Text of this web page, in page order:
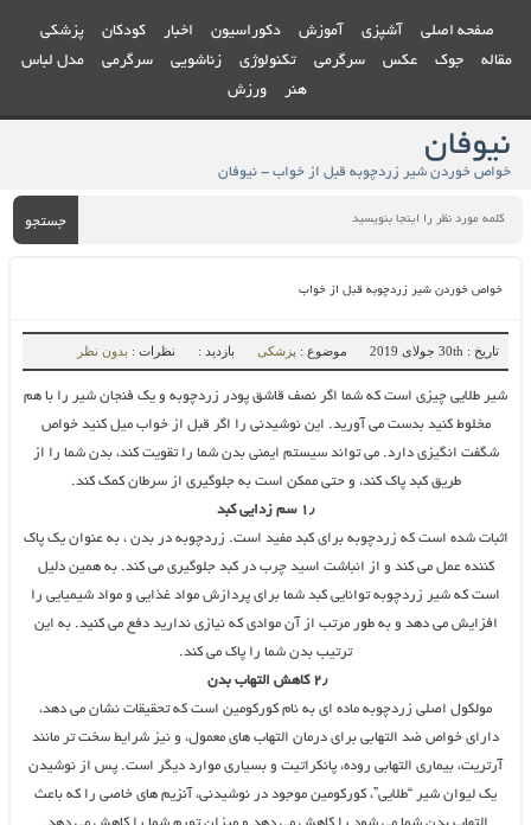
صفحه اصلی آشپزی آموزش دکوراسیون اخبار کودکان
پزشکی
مقاله
جوک عکس سرگرمی تکنولوژی زناشویی سرگرمی
مدل لباس
هنر
ورزش
نیوفان
خواص خوردن شیر زردچوبه قبل از خواب - نیوفان
جستجو
خواص خوردن شیر زردچوبه قبل از خواب
تاریخ : 30th جولای 2019 موضوع : پزشکی بازدید : نظرات : بدون نظر
شیر طلایی چیزی است که شما اگر نصف قاشق پودر زردچوبه و یک فنجان شیر را با هم
مخلوط کنید بدست می آورید. این نوشیدنی را اگر قبل از خواب میل کنید خواص
شگفت انگیزی دارد. می تواند سیستم ایمنی بدن شما را تقویت کند، بدن شما را از
طریق کبد پاک کند، و حتی ممکن است به جلوگیری از سرطان کمک کند.
۱٫ سم زدایی کبد
اثبات شده است که زردچوبه برای کبد مفید است. زردچوبه در بدن ، به عنوان یک پاک
کننده عمل می کند و از انباشت اسید چرب در کبد جلوگیری می کند. به همین دلیل
است که شیر زردچوبه توانایی کبد شما برای پردازش مواد غذایی و مواد شیمیایی را
افزایش می دهد و به طور مرتب از آن موادی که نیازی ندارید دفع می کنید. به این
ترتیب بدن شما را پاک می کند.
۲٫ کاهش التهاب بدن
مولکول اصلی زردچوبه ماده ای به نام کورکومین است که تحقیقات نشان می دهد،
دارای خواص ضد التهابی برای درمان التهاب های معمول، و نیز شرایط سخت تر مانند
آرتریت، بیماری التهابی روده، پانکراتیت و بسیاری موارد دیگر است. پس از نوشیدن
یک لیوان شیر “طلایی”، کورکومین موجود در نوشیدنی، آنزیم های خاصی را که باعث